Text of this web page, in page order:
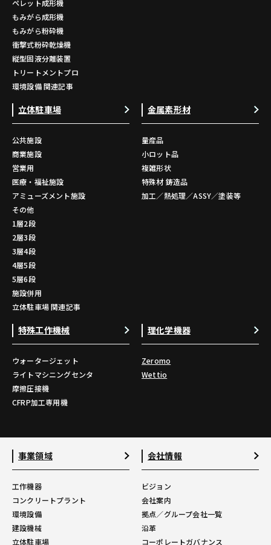
ペレット成形機
もみがら成形機
もみがら粉砕機
衝撃式粉砕乾燥機
縦型固液分離装置
トリートメントプロ
環境設備 関連記事
立体駐車場
公共施設
商業施設
営業用
医療・福祉施設
アミューズメント施設
その他
1層2段
2層3段
3層4段
4層5段
5層6段
施設併用
立体駐車場 関連記事
金属素形材
量産品
小ロット品
複雑形状
特殊材 鋳造品
加工／熱処理／ASSY／塗装等
特殊工作機械
ウォータージェット
ライトマシニングセンタ
摩擦圧接機
CFRP加工専用機
理化学機器
Zeromo
Wettio
事業領域
工作機器
コンクリートプラント
環境設備
建設機械
立体駐車場
会社情報
ビジョン
会社案内
拠点／グループ会社一覧
沿革
コーポレートガバナンス